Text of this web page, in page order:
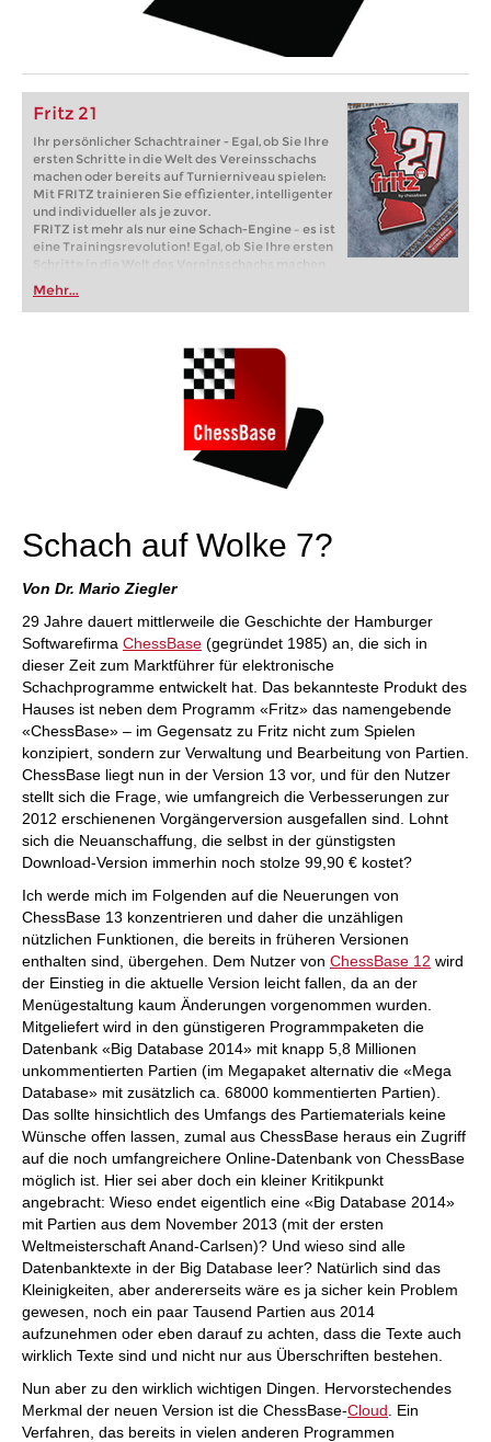
Fritz 21
Ihr persönlicher Schachtrainer - Egal, ob Sie Ihre
ersten Schritte in die Welt des Vereinsschachs
machen oder bereits auf Turnierniveau spielen:
Mit FRITZ trainieren Sie effizienter, intelligenter
und individueller als je zuvor.
FRITZ ist mehr als nur eine Schach-Engine – es ist
eine Trainingsrevolution! Egal, ob Sie Ihre ersten
Schritte in die Welt des Vereinsschachs machen
oder bereits auf Turnierniveau spielen: Mit
FRITZ trainieren Sie effizienter, intelligenter und
individueller als je zuvor.
Mehr...
Schach auf Wolke 7?
Von Dr. Mario Ziegler
29 Jahre dauert mittlerweile die Geschichte der Hamburger
Softwarefirma ChessBase (gegründet 1985) an, die sich in
dieser Zeit zum Marktführer für elektronische
Schachprogramme entwickelt hat. Das bekannteste Produkt des
Hauses ist neben dem Programm «Fritz» das namengebende
«ChessBase» – im Gegensatz zu Fritz nicht zum Spielen
konzipiert, sondern zur Verwaltung und Bearbeitung von Partien.
ChessBase liegt nun in der Version 13 vor, und für den Nutzer
stellt sich die Frage, wie umfangreich die Verbesserungen zur
2012 erschienenen Vorgängerversion ausgefallen sind. Lohnt
sich die Neuanschaffung, die selbst in der günstigsten
Download-Version immerhin noch stolze 99,90 € kostet?
Ich werde mich im Folgenden auf die Neuerungen von
ChessBase 13 konzentrieren und daher die unzähligen
nützlichen Funktionen, die bereits in früheren Versionen
enthalten sind, übergehen. Dem Nutzer von ChessBase 12 wird
der Einstieg in die aktuelle Version leicht fallen, da an der
Menügestaltung kaum Änderungen vorgenommen wurden.
Mitgeliefert wird in den günstigeren Programmpaketen die
Datenbank «Big Database 2014» mit knapp 5,8 Millionen
unkommentierten Partien (im Megapaket alternativ die «Mega
Database» mit zusätzlich ca. 68000 kommentierten Partien).
Das sollte hinsichtlich des Umfangs des Partiematerials keine
Wünsche offen lassen, zumal aus ChessBase heraus ein Zugriff
auf die noch umfangreichere Online-Datenbank von ChessBase
möglich ist. Hier sei aber doch ein kleiner Kritikpunkt
angebracht: Wieso endet eigentlich eine «Big Database 2014»
mit Partien aus dem November 2013 (mit der ersten
Weltmeisterschaft Anand-Carlsen)? Und wieso sind alle
Datenbanktexte in der Big Database leer? Natürlich sind das
Kleinigkeiten, aber andererseits wäre es ja sicher kein Problem
gewesen, noch ein paar Tausend Partien aus 2014
aufzunehmen oder eben darauf zu achten, dass die Texte auch
wirklich Texte sind und nicht nur aus Überschriften bestehen.
Nun aber zu den wirklich wichtigen Dingen. Hervorstechendes
Merkmal der neuen Version ist die ChessBase-Cloud . Ein
Verfahren, das bereits in vielen anderen Programmen